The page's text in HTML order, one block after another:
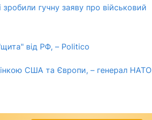
гучну заяву про військовий
від РФ, – Politico
США та Європи, – генерал НАТО